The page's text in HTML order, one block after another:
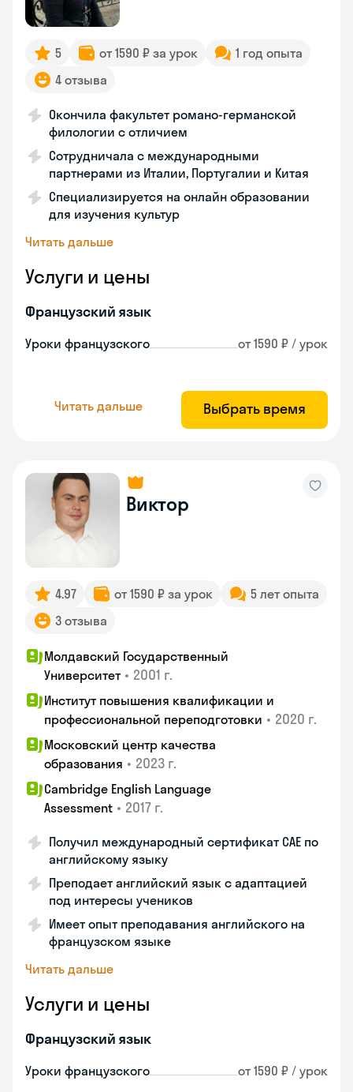
5 от 1590 ₽ за урок
1 год опыта
4 отзыва
Окончила факультет романо-германской
филологии с отличием
Сотрудничала с международными
партнерами из Италии, Португалии и Китая
Специализируется на онлайн образовании
для изучения культур
Читать дальше
Услуги и цены
Французский язык
Уроки французского от 1590 ₽ / урок
Читать дальше Выбрать время
Виктор
4.97 от 1590 ₽ за урок
5 лет опыта
3 отзыва
Молдавский Государственный
Университет • 2001 г.
Институт повышения квалификации и
профессиональной переподготовки • 2020 г.
Московский центр качества
образования • 2023 г.
Cambridge English Language
Assessment • 2017 г.
Получил международный сертификат CAE по
английскому языку
Преподает английский язык с адаптацией
под интересы учеников
Имеет опыт преподавания английского на
французском языке
Читать дальше
Услуги и цены
Французский язык
Уроки французского от 1590 ₽ / урок